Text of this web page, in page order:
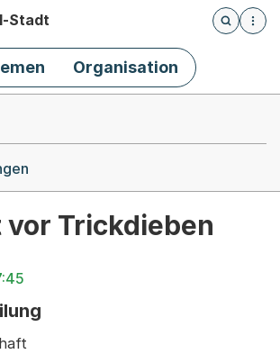
Stadt
Öffnet
Organisation
Trickdieben